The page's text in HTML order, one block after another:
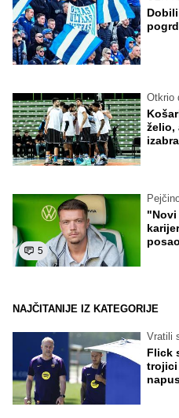
Otkrio
želio,
5
"Novi
NAJČITANIJE IZ KATEGORIJE
Vratili
Flick
trojici